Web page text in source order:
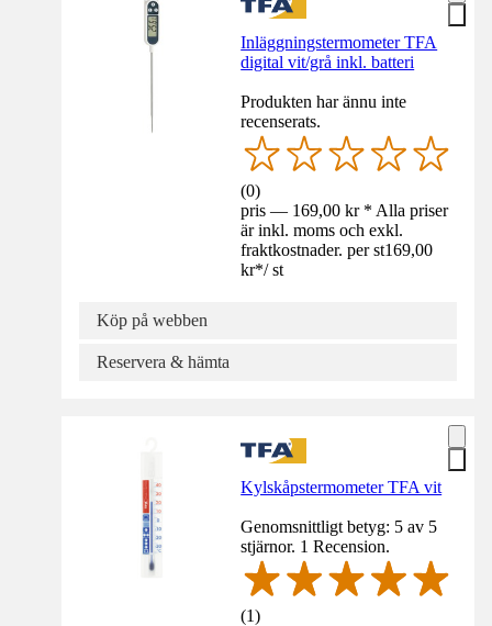
Inläggningstermometer TFA
digital vit/grå inkl. batteri
Produkten har ännu inte
recenserats.
(0)
pris — 169,00 kr * Alla priser
är inkl. moms och exkl.
fraktkostnader. per st169,00
kr*/ st
Köp på webben
Reservera & hämta
Kylskåpstermometer TFA vit
Genomsnittligt betyg: 5 av 5
stjärnor. 1 Recension.
(1)